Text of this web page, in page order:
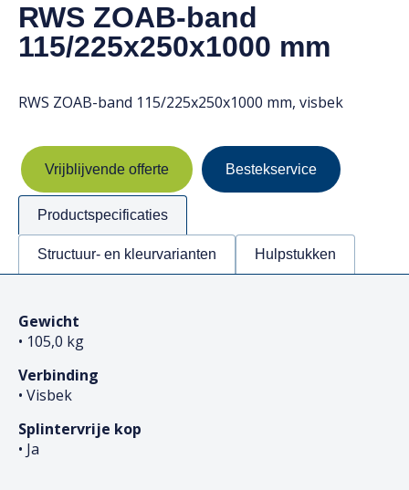
RWS ZOAB-band
115/225x250x1000 mm
RWS ZOAB-band 115/225x250x1000 mm, visbek
Vrijblijvende offerte Bestekservice
Productspecificaties
Structuur- en kleurvarianten Hulpstukken
Gewicht
• 105,0 kg
Verbinding
• Visbek
Splintervrije kop
• Ja